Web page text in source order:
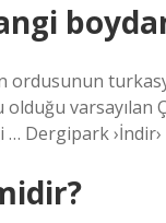
ordusunun
olduğu varsayılan
Dergipark ›İndir›